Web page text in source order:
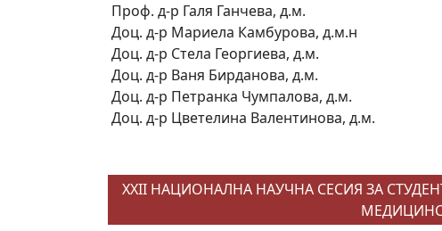
Проф. д-р Галя Ганчева, д.м.
Доц. д-р Мариела Камбурова, д.м.н
Доц. д-р Стела Георгиева, д.м.
Доц. д-р Ваня Бирданова, д.м.
Доц. д-р Петранка Чумпалова, д.м.
Доц. д-р Цветелина Валентинова, д.м.
XXII НАЦИОНАЛНА НАУЧНА СЕСИЯ ЗА